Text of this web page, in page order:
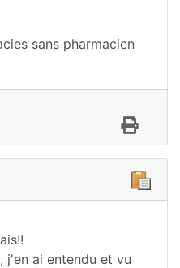
sans pharmacien
j'en ai entendu et vu